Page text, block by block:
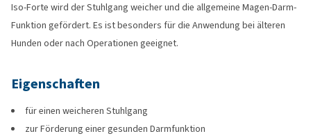
Iso-Forte wird der Stuhlgang weicher und die allgemeine Magen-Darm-
Funktion gefördert. Es ist besonders für die Anwendung bei älteren
Hunden oder nach Operationen geeignet.
Eigenschaften
für einen weicheren Stuhlgang
zur Förderung einer gesunden Darmfunktion